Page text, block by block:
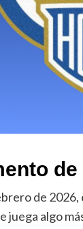
de
juega algo